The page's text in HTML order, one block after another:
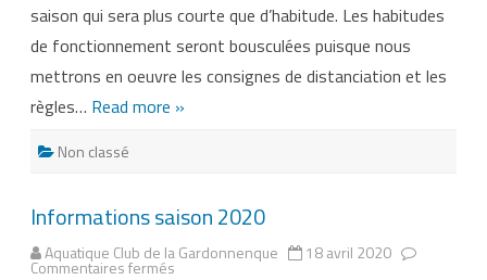
saison qui sera plus courte que d’habitude. Les habitudes
de fonctionnement seront bousculées puisque nous
mettrons en oeuvre les consignes de distanciation et les
règles… Read more »
Non classé
Informations saison 2020
Aquatique Club de la Gardonnenque 18 avril 2020
Commentaires ferméssur